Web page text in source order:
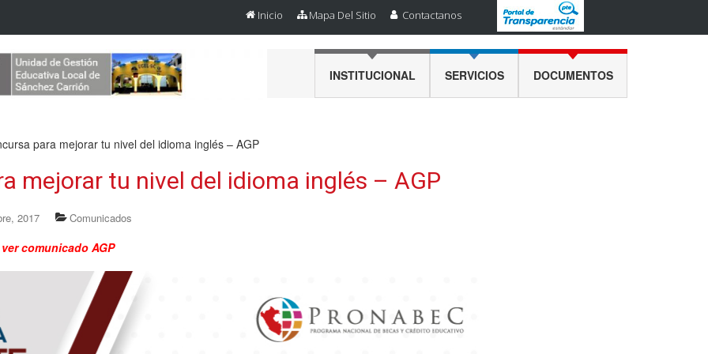
Inicio Mapa Del Sitio Contactanos
INSTITUCIONAL SERVICIOS DOCUMENTOS
para mejorar tu nivel del idioma inglés – AGP
mejorar tu nivel del idioma inglés – AGP
2017 Comunicados
comunicado AGP